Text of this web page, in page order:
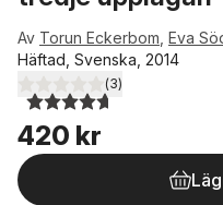
Av Torun Eckerbom Eva
Häftad, Svenska, 2014
4,7utav 5 stjärnor. Totalt
(3)
420 kr